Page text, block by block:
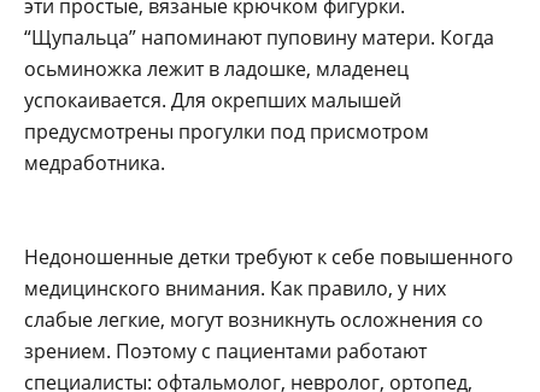
эти простые, вязаные крючком фигурки.
“Щупальца” напоминают пуповину матери. Когда
осьминожка лежит в ладошке, младенец
успокаивается. Для окрепших малышей
предусмотрены прогулки под присмотром
медработника.
Недоношенные детки требуют к себе повышенного
медицинского внимания. Как правило, у них
слабые легкие, могут возникнуть осложнения со
зрением. Поэтому с пациентами работают
специалисты: офтальмолог, невролог, ортопед,